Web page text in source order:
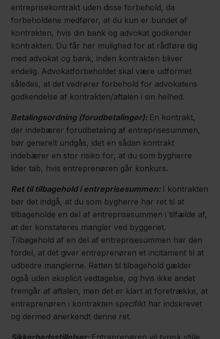
entreprisekontrakt uden disse forbehold, da
forbeholdene medfører, at du kun er bundet af
kontrakten, hvis din bank og advokat godkender
kontrakten. Du får her mulighed for at rådføre dig
med advokat og bank, inden kontrakten bliver
endelig. Advokatforbeholdet skal være udformet
således, at det vedrører forbehold for advokatens
godkendelse af kontrakten/aftalen i sin helhed.
Betalingsordning (forudbetalinger): En kontrakt,
der indebærer forudbetaling af entreprisesummen,
bør generelt undgås, idet en sådan kontrakt
indebærer en stor risiko for, at du som bygherre
lider tab, hvis entreprenøren går konkurs.
Ret til tilbagehold i entreprisesummen: I kontrakten
bør det indgå, at du som bygherre har ret til at
tilbageholde en del af entreprisesummen i tilfælde af,
at der konstateres mangler ved byggeriet.
Tilbagehold af en del af entreprisesummen har den
fordel, at det giver entreprenøren et incitament til at
udbedre manglerne. Retten til tilbagehold gælder
også uden eksplicit vedtagelse, og hvis ikke andet
fremgår af aftalen, men det er klart at foretrække, at
entreprenøren i kontrakten specifikt har indskrevet
og dermed anerkendt denne ret.
Sikkerhedsstillelser: Entreprenøren vil typisk stille